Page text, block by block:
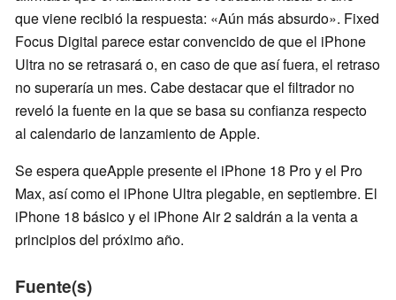
que viene recibió la respuesta: «Aún más absurdo». Fixed
Focus Digital parece estar convencido de que el iPhone
Ultra no se retrasará o, en caso de que así fuera, el retraso
no superaría un mes. Cabe destacar que el filtrador no
reveló la fuente en la que se basa su confianza respecto
al calendario de lanzamiento de Apple.
Se espera queApple presente el iPhone 18 Pro y el Pro
Max, así como el iPhone Ultra plegable, en septiembre. El
iPhone 18 básico y el iPhone Air 2 saldrán a la venta a
principios del próximo año.
Fuente(s)